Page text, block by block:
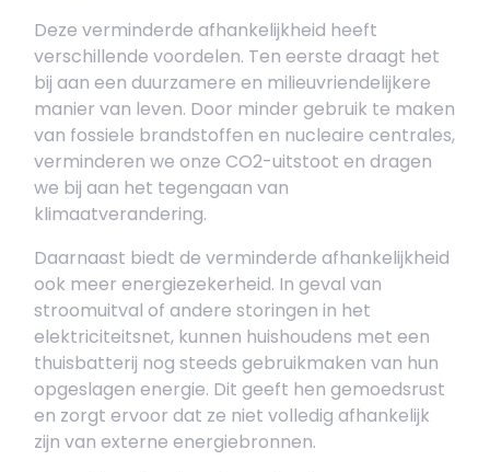
Deze verminderde afhankelijkheid heeft
verschillende voordelen. Ten eerste draagt het
bij aan een duurzamere en milieuvriendelijkere
manier van leven. Door minder gebruik te maken
van fossiele brandstoffen en nucleaire centrales,
verminderen we onze CO2-uitstoot en dragen
we bij aan het tegengaan van
klimaatverandering.
Daarnaast biedt de verminderde afhankelijkheid
ook meer energiezekerheid. In geval van
stroomuitval of andere storingen in het
elektriciteitsnet, kunnen huishoudens met een
thuisbatterij nog steeds gebruikmaken van hun
opgeslagen energie. Dit geeft hen gemoedsrust
en zorgt ervoor dat ze niet volledig afhankelijk
zijn van externe energiebronnen.